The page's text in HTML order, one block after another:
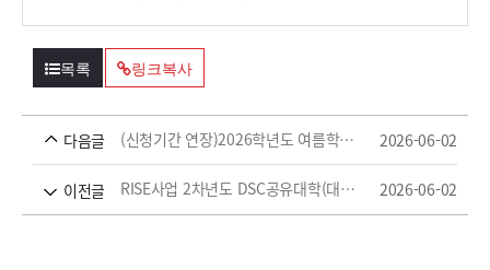
목록 링크복사
다음글 (신청기간 연장)2026학년도 여름학기 현장실습학기제 신청 안내 2026-06-02
이전글 RISE사업 2차년도 DSC공유대학(대전형) 특화 비교과 프로그램 자율주행·전기차 학생 자작자동차 경진대회 참가 모집(수정) 2026-06-02